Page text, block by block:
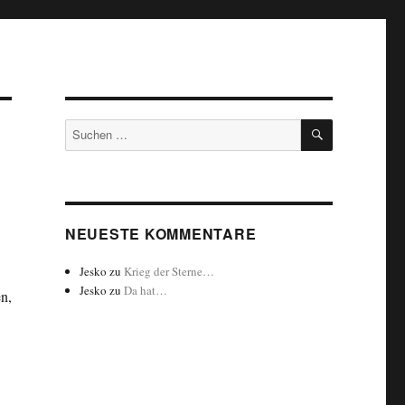
Suchen
nach:
SUCHEN
NEUESTE KOMMENTARE
Jesko zu Krieg der Sterne…
Jesko zuDa hat…